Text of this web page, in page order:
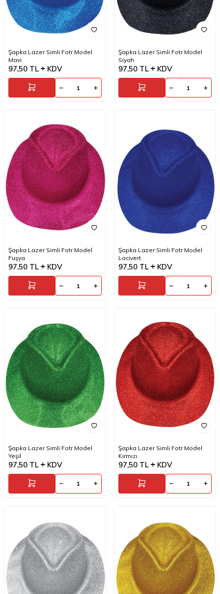
Şapka Lazer Simli Fotr Model
Mavi
97,50 TL KDV
Şapka Lazer Simli Fotr Model
Siyah
97,50 TL KDV
Şapka Lazer Simli Fotr Model
Fuşya
97,50 TL KDV
Şapka Lazer Simli Fotr Model
Lacivert
97,50 TL KDV
Şapka Lazer Simli Fotr Model
Yeşil
97,50 TL KDV
Şapka Lazer Simli Fotr Model
Kırmızı
97,50 TL KDV